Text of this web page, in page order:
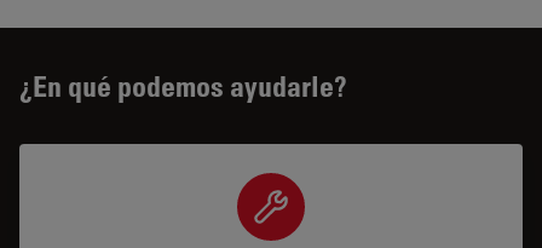
¿En qué podemos ayudarle?